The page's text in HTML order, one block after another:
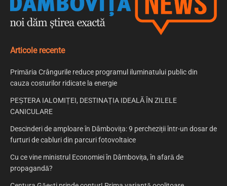
Articole recente
Primăria Crângurile reduce programul iluminatului public din
cauza costurilor ridicate la energie
PEȘTERA IALOMIȚEI, DESTINAȚIA IDEALĂ ÎN ZILELE
CANICULARE
Descinderi de amploare în Dâmbovița: 9 percheziții într-un dosar de
furturi de cabluri din parcuri fotovoltaice
Cu ce vine ministrul Economiei în Dâmbovița, în afară de
propagandă?